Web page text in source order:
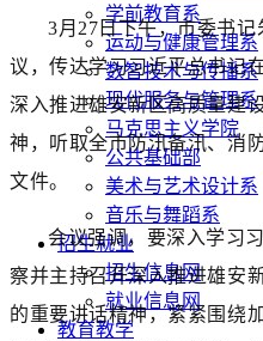
学前教育系
运动与健康管理系
数智技术与传播系
现代服务与管理系
马克思主义学院
公共基础部
美术与艺术设计系
音乐与舞蹈系
招生就业
招生信息网
就业信息网
教育教学
3月27日下午，市委书
议，传达学习习近平总书记
深入推进雄安新区高质量建
神，听取全市防汛备汛、消
文件。
会议强调，要深入学习
察并主持召开深入推进雄安
的重要讲话精神，紧紧围绕